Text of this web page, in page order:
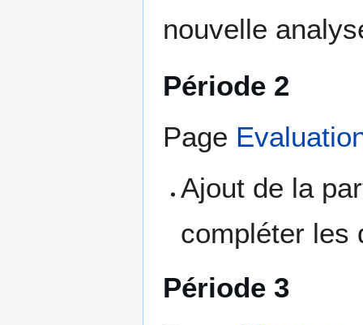
nouvelle
Période 2
Page
Ajout de la
compléter les
Période 3